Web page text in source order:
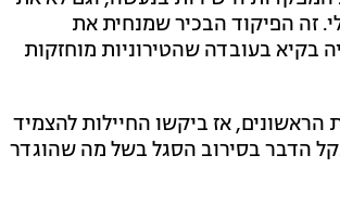
זה הפיקוד הבכיר שמנחית את
בעובדה שהטירוניות מוחזקות
אז ביקשו החיילות להצמיד
הדבר בסירוב הסגל בשל מה שהוגדר